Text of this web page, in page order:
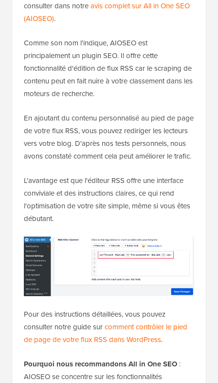
consulter dans notreavis complet sur All in One SEO
(AIOSEO).
Comme son nom l'indique, AIOSEO est
principalement un plugin SEO. Il offre cette
fonctionnalité d'édition de flux RSS car le scraping de
contenu peut en fait nuire à votre classement dans les
moteurs de recherche.
En ajoutant du contenu personnalisé au pied de page
de votre flux RSS, vous pouvez rediriger les lecteurs
vers votre blog. D'après nos tests personnels, nous
avons constaté comment cela peut améliorer le trafic.
L'avantage est que l'éditeur RSS offre une interface
conviviale et des instructions claires, ce qui rend
l'optimisation de votre site simple, même si vous êtes
débutant.
Pour des instructions détaillées, vous pouvez
consulter notre guide surcomment contrôler le pied
de page de votre flux RSS dans WordPress.
Pourquoi nous recommandons All in One SEO :
AIOSEO se concentre sur les fonctionnalités